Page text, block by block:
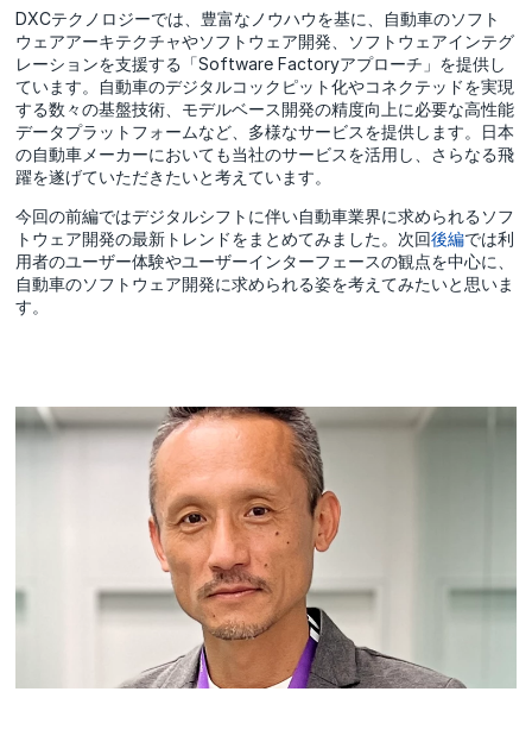
DXCテクノロジーでは、豊富なノウハウを基に、自動車のソフト
ウェアアーキテクチャやソフトウェア開発、ソフトウェアインテグ
レーションを支援する「Software Factoryアプローチ」を提供し
ています。自動車のデジタルコックピット化やコネクテッドを実現
する数々の基盤技術、モデルベース開発の精度向上に必要な高性能
データプラットフォームなど、多様なサービスを提供します。日本
の自動車メーカーにおいても当社のサービスを活用し、さらなる飛
躍を遂げていただきたいと考えています。
今回の前編ではデジタルシフトに伴い自動車業界に求められるソフ
トウェア開発の最新トレンドをまとめてみました。次回後編では利
用者のユーザー体験やユーザーインターフェースの観点を中心に、
自動車のソフトウェア開発に求められる姿を考えてみたいと思いま
す。